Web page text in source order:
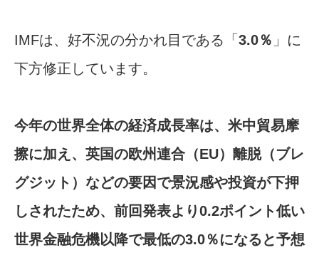
IMFは、好不況の分かれ目である「 3.0％ 」に
下方修正しています。
今年の世界全体の経済成長率は、米中貿易摩
擦に加え、英国の欧州連合（EU）離脱（ブレ
グジット）などの要因で景況感や投資が下押
しされたため、前回発表より0.2ポイント低い
世界金融危機以降で最低の3.0％になると予想